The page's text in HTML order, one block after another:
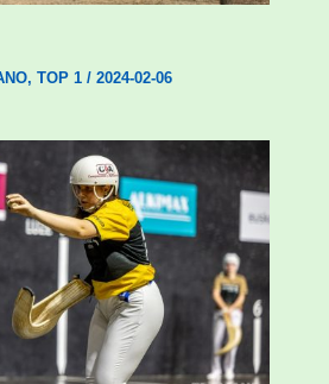
, TOP 1/ 2024-02-06
Durangon jokatuko den
zesta finaleko sarrerak